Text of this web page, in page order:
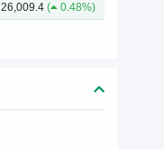
26,009.4 ( 0.48%)